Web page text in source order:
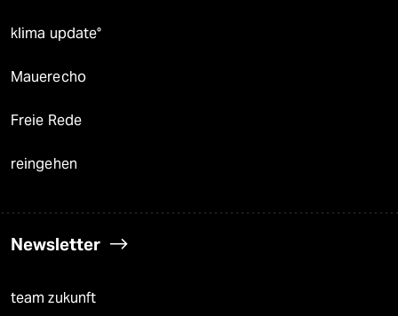
klima update°
Mauerecho
Freie Rede
reingehen
Newsletter
team zukunft